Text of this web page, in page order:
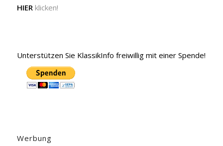
HIER klicken!
Unterstützen Sie KlassikInfo freiwillig mit einer Spende!
Werbung